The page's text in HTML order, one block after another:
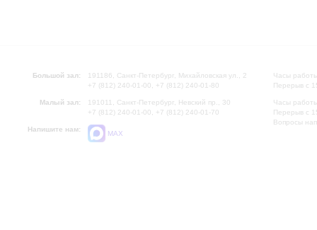
Большой зал:
191186, Санкт-Петербург, Михайловская ул., 2
+7 (812) 240-01-00, +7 (812) 240-01-80
Малый зал:
191011, Санкт-Петербург, Невский пр., 30
+7 (812) 240-01-00, +7 (812) 240-01-70
Напишите нам:
MAX
Часы
Перерыв с
Часы
Перерыв с
Вопросы